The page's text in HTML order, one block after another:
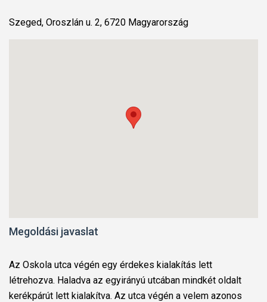
Szeged, Oroszlán u. 2, 6720 Magyarország
Megoldási javaslat
Az Oskola utca végén egy érdekes kialakítás lett
létrehozva. Haladva az egyirányú utcában mindkét oldalt
kerékpárút lett kialakítva. Az utca végén a velem azonos